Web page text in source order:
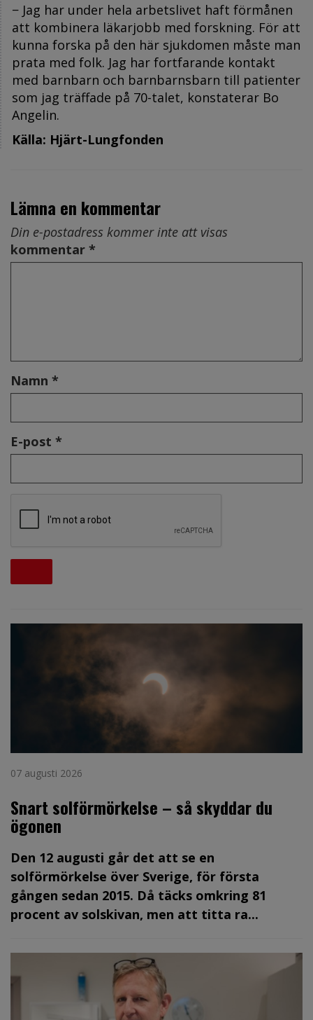
− Jag har under hela arbetslivet haft förmånen
att kombinera läkarjobb med forskning. För att
kunna forska på den här sjukdomen måste man
prata med folk. Jag har fortfarande kontakt
med barnbarn och barnbarnsbarn till patienter
som jag träffade på 70-talet, konstaterar Bo
Angelin.
Källa: Hjärt-Lungfonden
Lämna en kommentar
Din e-postadress kommer inte att visas
kommentar *
Namn *
E-post *
07 augusti 2026
Snart solförmörkelse – så skyddar du
ögonen
Den 12 augusti går det att se en
solförmörkelse över Sverige, för första
gången sedan 2015. Då täcks omkring 81
procent av solskivan, men att titta ra...